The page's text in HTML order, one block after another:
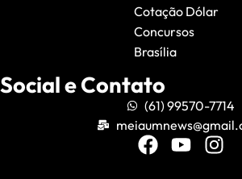
Cotação Dólar
Concursos
Brasília
Social e Contato
(61) 99570-7714